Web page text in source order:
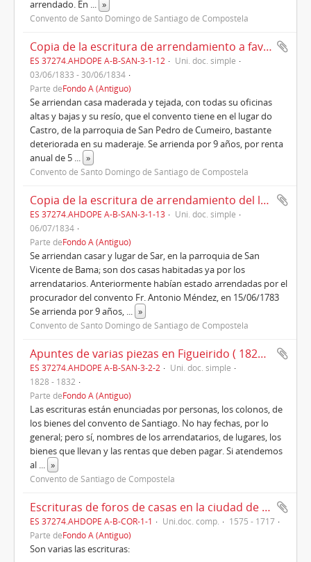
arrendado. En ... »
Convento de Santo Domingo de Santiago de Compostela
Copia de la escritura de arrendamiento a favor de Antonio Gil, vecino de San Pedro de Cumeiro (1833)
ES 37274.AHDOPE A-B-SAN-3-1-12
Uni. doc. simple
03/06/1833 - 30/06/1834
Parte deFondo A (Antiguo)
Se arriendan casa maderada y tejada, con todas su oficinas
altas y bajas y su resío, que el convento tiene en el lugar do
Castro, de la parroquia de San Pedro de Cumeiro, bastante
deteriorada en su maderaje. Se arrienda por 9 años, por renta
anual de 5 ... »
Convento de Santo Domingo de Santiago de Compostela
Copia de la escritura de arrendamiento del lugar de San Vicente de Bama de San Pedro de Cumeiro (1834)
ES 37274.AHDOPE A-B-SAN-3-1-13
Uni. doc. simple
06/07/1834
Parte deFondo A (Antiguo)
Se arriendan casar y lugar de Sar, en la parroquia de San
Vicente de Bama; son dos casas habitadas ya por los
arrendatarios. Anteriormente habían estado arrendadas por el
procurador del convento Fr. Antonio Méndez, en 15/06/1783
Se arrienda por 9 años, ... »
Convento de Santo Domingo de Santiago de Compostela
Apuntes de varias piezas en Figueirido ( 1827-1833)
ES 37274.AHDOPE A-B-SAN-3-2-2
Uni. doc. simple
1828 - 1832
Parte deFondo A (Antiguo)
Las escrituras están enunciadas por personas, los colonos, de
los bienes del convento de Santiago. No hay fechas, por lo
general; pero sí, nombres de los arrendatarios, de lugares, los
bienes que llevan y las rentas que deben pagar. Si atendemos
al ... »
Convento de Santiago de Compostela
Escrituras de foros de casas en la ciudad de La Coruña y propiedades en el agra de El Orzán (1575 - 1834)
ES 37274.AHDOPE A-B-COR-1-1 Uni.doc. comp.
1575 - 1717
Parte deFondo A (Antiguo)
Son varias las escrituras: